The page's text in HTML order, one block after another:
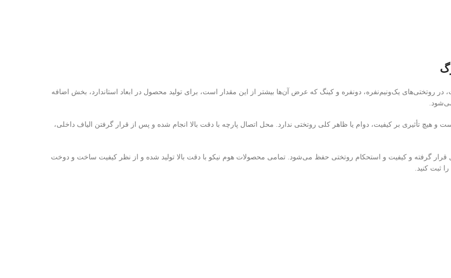
دستگاه‌های چاپ صنعتی ۱۴۵ سانتی‌متر است، در روتختی‌های یک‌ونیم‌نفره، دونفره و کینگ که عرض آن‌ها بیشتر از این مقدار است، برای تولید محصول در ابعاد استاندارد، بخش اضافه
و هیچ تأثیری بر کیفیت، دوام یا ظاهر کلی روتختی ندارد. محل اتصال پارچه با دقت بالا انجام شده و پس از قرار گرفتن الیاف داخلی،
گرفته و کیفیت و استحکام روتختی حفظ می‌شود. تمامی محصولات هوم نیکو با دقت بالا تولید شده و از نظر کیفیت ساخت و دوخت
ثبت کنید.